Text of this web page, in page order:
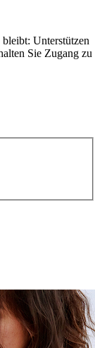
Unterstützen
Sie Zugang zu